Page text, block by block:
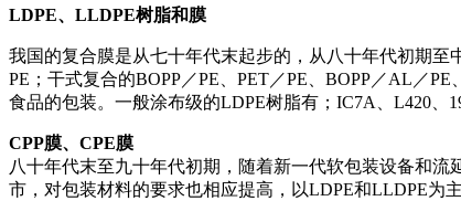
LDPE、LLDPE树脂和膜
我国的复合膜是从七十年代末起步的，从八十年代初期至
PE；干式复合的BOPP／PE、PET／PE、BOPP／AL／
食品的包装。一般涂布级的LDPE树脂有；IC7A、L420、
CPP膜、CPE膜
八十年代末至九十年代初期，随着新一代软包装设备和
市，对包装材料的要求也相应提高，以LDPE和LLDPE为